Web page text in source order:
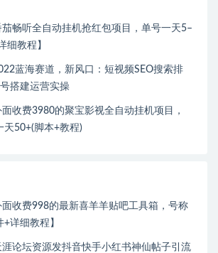
茄畅听全自动挂机抢红包项目，单号一天5–
细教程】
蓝海赛道，新风口：短视频SEO搜索排
搭建运营实操
面收费3980的聚宝影视全自动挂机项目，
天50+(脚本+教程)
面收费998的最新喜羊羊贴吧工具箱，号称
详细教程】
涯论坛资源发抖音快手小红书神仙帖子引流